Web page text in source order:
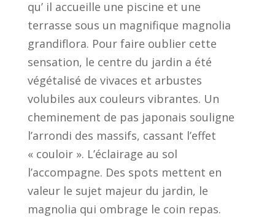
qu’ il accueille une piscine et une
terrasse sous un magnifique magnolia
grandiflora. Pour faire oublier cette
sensation, le centre du jardin a été
végétalisé de vivaces et arbustes
volubiles aux couleurs vibrantes. Un
cheminement de pas japonais souligne
l’arrondi des massifs, cassant l’effet
« couloir ». L’éclairage au sol
l’accompagne. Des spots mettent en
valeur le sujet majeur du jardin, le
magnolia qui ombrage le coin repas.